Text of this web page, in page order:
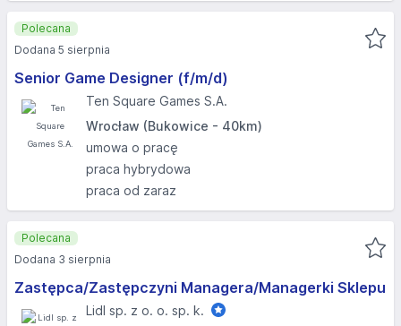
Senior Game Designer (f/m/d)
Ten Square Games S.A.
Wrocław (Bukowice - 40km)
umowa o pracę
praca hybrydowa
praca od zaraz
Polecana
Dodana 5 sierpnia
Zastępca/Zastępczyni Managera/Managerki Sklepu
Lidl sp. z o. o. sp. k.
Polecana
Dodana 3 sierpnia